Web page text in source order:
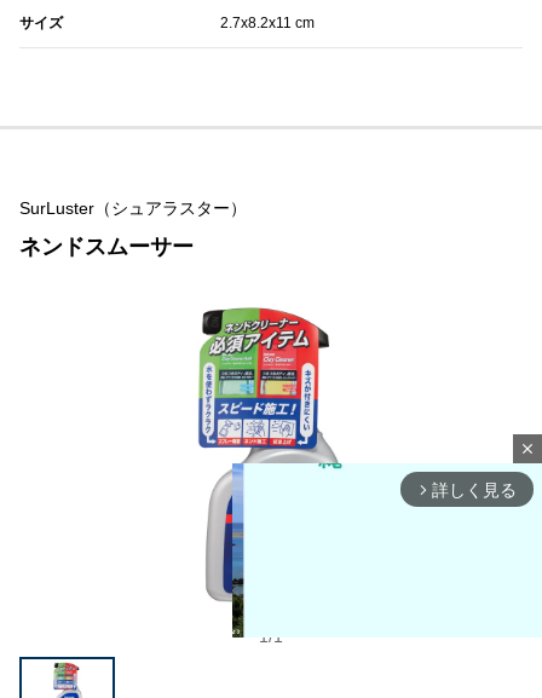
サイズ 2.7x8.2x11 cm
SurLuster（シュアラスター）
ネンドスムーサー
1/1
close
arrow_forward_ios 詳しく見る